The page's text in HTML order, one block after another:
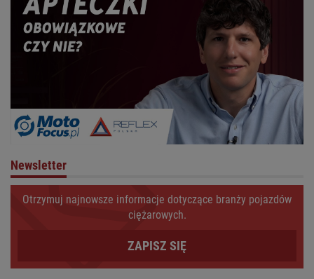
Newsletter
Otrzymuj najnowsze informacje dotyczące branży pojazdów
ciężarowych.
ZAPISZ SIĘ